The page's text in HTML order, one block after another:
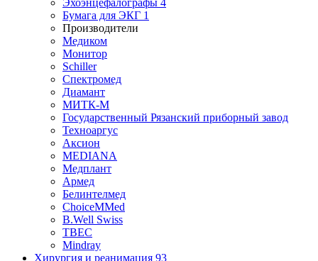
Бумага для ЭКГ 1
Производители
Медиком
Монитор
Schiller
Спектромед
Диамант
МИТК-М
Государственный Рязанский приборный завод
Техноаргус
Аксион
MEDIANA
Медплант
Армед
Белинтелмед
ChoiceMMed
B.Well Swiss
ТВЕС
Mindray
Хирургия и реанимация 93